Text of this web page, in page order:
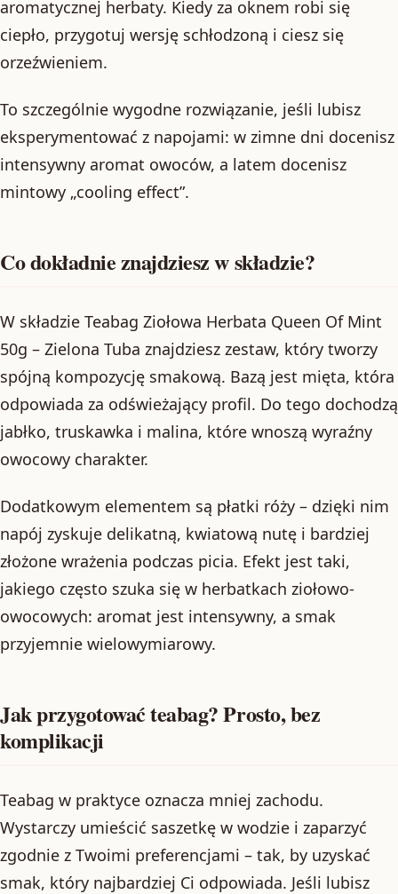
aromatycznej herbaty. Kiedy za oknem robi się
ciepło, przygotuj wersję schłodzoną i ciesz się
orzeźwieniem.
To szczególnie wygodne rozwiązanie, jeśli lubisz
eksperymentować z napojami: w zimne dni docenisz
intensywny aromat owoców, a latem docenisz
mintowy „cooling effect”.
Co dokładnie znajdziesz w składzie?
W składzie Teabag Ziołowa Herbata Queen Of Mint
50g – Zielona Tuba znajdziesz zestaw, który tworzy
spójną kompozycję smakową. Bazą jest mięta, która
odpowiada za odświeżający profil. Do tego dochodzą
jabłko, truskawka i malina, które wnoszą wyraźny
owocowy charakter.
Dodatkowym elementem są płatki róży – dzięki nim
napój zyskuje delikatną, kwiatową nutę i bardziej
złożone wrażenia podczas picia. Efekt jest taki,
jakiego często szuka się w herbatkach ziołowo-
owocowych: aromat jest intensywny, a smak
przyjemnie wielowymiarowy.
Jak przygotować teabag? Prosto, bez
komplikacji
Teabag w praktyce oznacza mniej zachodu.
Wystarczy umieścić saszetkę w wodzie i zaparzyć
zgodnie z Twoimi preferencjami – tak, by uzyskać
smak, który najbardziej Ci odpowiada. Jeśli lubisz